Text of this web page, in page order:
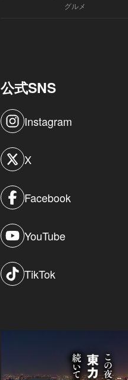
グルメ
公式SNS
Instagram
X
Facebook
YouTube
TikTok